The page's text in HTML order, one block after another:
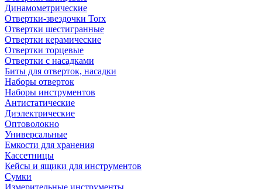
Динамометрические
Отвертки-звездочки Torx
Отвертки шестигранные
Отвертки керамические
Отвертки торцевые
Отвертки с насадками
Биты для отверток, насадки
Наборы отверток
Наборы инструментов
Антистатические
Диэлектрические
Оптоволокно
Универсальные
Емкости для хранения
Кассетницы
Кейсы и ящики для инструментов
Сумки
Измерительные инструменты